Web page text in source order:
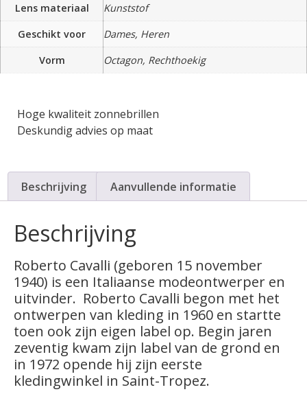
Lens materiaal
Kunststof
Geschikt voor
Dames, Heren
Vorm
Octagon, Rechthoekig
Hoge kwaliteit zonnebrillen
Deskundig advies op maat
Beschrijving Aanvullende informatie
Beschrijving
Roberto Cavalli (geboren 15 november
1940) is een Italiaanse modeontwerper en
uitvinder. Roberto Cavalli begon met het
ontwerpen van kleding in 1960 en startte
toen ook zijn eigen label op. Begin jaren
zeventig kwam zijn label van de grond en
in 1972 opende hij zijn eerste
kledingwinkel in Saint-Tropez.